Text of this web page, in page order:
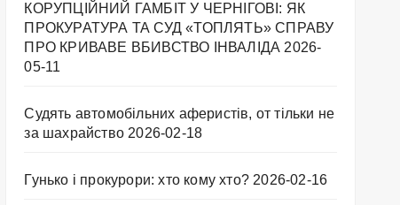
КОРУПЦІЙНИЙ ГАМБІТ У ЧЕРНІГОВІ: ЯК
ПРОКУРАТУРА ТА СУД «ТОПЛЯТЬ» СПРАВУ
ПРО КРИВАВЕ ВБИВСТВО ІНВАЛІДА 2026-
05-11
Судять автомобільних аферистів, от тільки не
за шахрайство 2026-02-18
Гунько і прокурори: хто кому хто? 2026-02-16